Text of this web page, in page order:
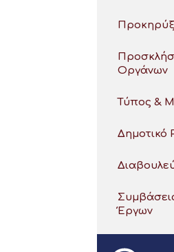
Οργάνων
Τύπος &
Δημοτικό
Έργων